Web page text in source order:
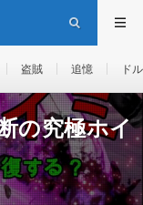
盗賊 追憶 ド
の究極ホイ